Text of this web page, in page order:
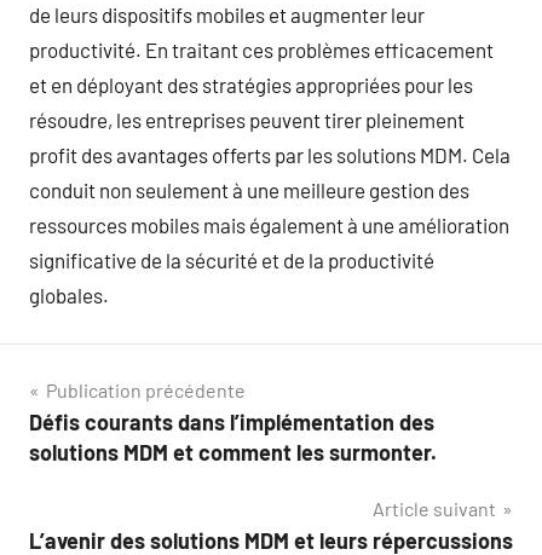
de leurs dispositifs mobiles et augmenter leur
productivité. En traitant ces problèmes efficacement
et en déployant des stratégies appropriées pour les
résoudre, les entreprises peuvent tirer pleinement
profit des avantages offerts par les solutions MDM. Cela
conduit non seulement à une meilleure gestion des
ressources mobiles mais également à une amélioration
significative de la sécurité et de la productivité
globales.
Navigation
de
Publication précédente
Défis courants dans l’implémentation des
solutions MDM et comment les surmonter.
Article suivant
L’avenir des solutions MDM et leurs répercussions